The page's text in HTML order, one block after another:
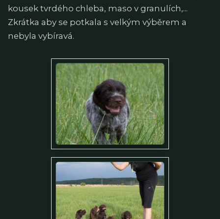
kousek tvrdého chleba, maso v granulích,...
Zkrátka aby se potkala s velkým výběrem a
nebyla vybíravá.